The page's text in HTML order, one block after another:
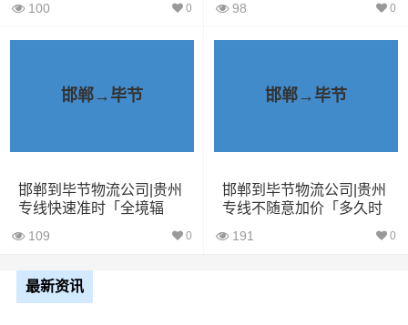
车
7米6货
车
48立方 10吨 7×2.4×2.9
车
100 0 98 0
邯郸→毕节
邯郸到毕节物流公司|贵州
专线快速准时「全境辐
109 0
邯郸→毕节
邯郸到毕节物流公司|贵州
专线不随意加价「多久时
191 0
最新资讯